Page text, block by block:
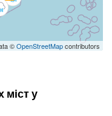
©OpenStreetMapcontributors
міст у